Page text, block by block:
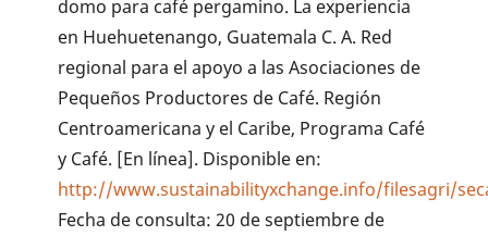
domo para café pergamino. La experiencia
en Huehuetenango, Guatemala C. A. Red
regional para el apoyo a las Asociaciones de
Pequeños Productores de Café. Región
Centroamericana y el Caribe, Programa Café
y Café. [En línea]. Disponible en:
http://www.sustainabilityxchange.info/filesagri/
Fecha de consulta: 20 de septiembre de